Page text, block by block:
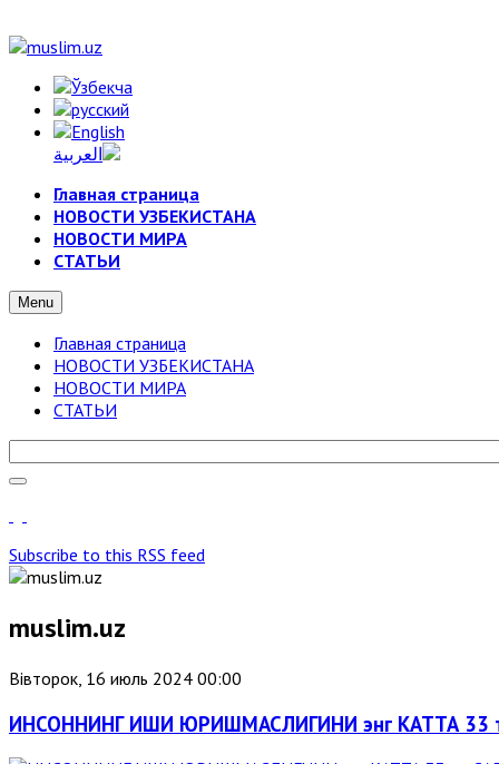
Главная страница
НОВОСТИ УЗБЕКИСТАНА
НОВОСТИ МИРА
СТАТЬИ
Menu
Главная страница
НОВОСТИ УЗБЕКИСТАНА
НОВОСТИ МИРА
СТАТЬИ
Subscribe to this RSS feed
muslim.uz
Вівторок, 16 июль 2024 00:00
ИНСОННИНГ ИШИ ЮРИШМАСЛИГИНИ энг КАТТА 33